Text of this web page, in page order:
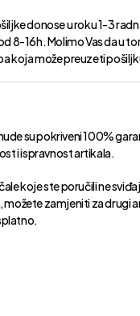
donose u roku 1-3
8-16h. Molimo Vas da u
koja može preuzeti
su pokriveni 100%
i ispravnost artikala.
koje ste poručili ne
zamjeniti za drugi